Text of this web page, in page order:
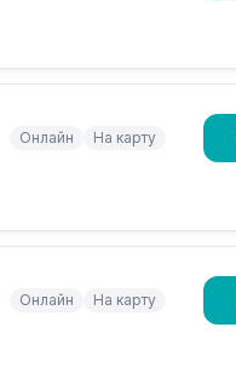
Онлайн На карту
Онлайн На карту